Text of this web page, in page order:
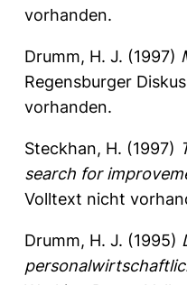
vorhanden.
Drumm, H. J. (1997)
Regensburger
vorhanden.
Steckhan, H. (1997)
search for
Volltext nicht
Drumm, H. J. (1995)